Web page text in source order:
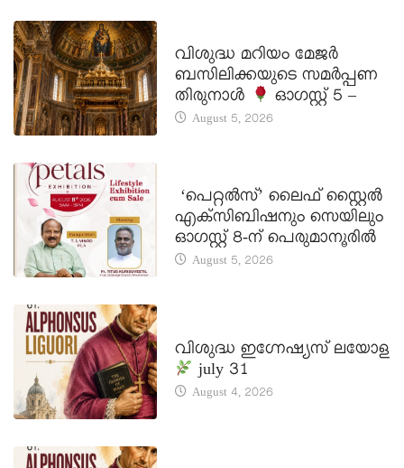
വിശുദ്ധ മറിയം മേജർ
ബസിലിക്കയുടെ സമർപ്പണ
തിരുനാൾ
ഓഗസ്റ്റ് 5 –
August 5, 2026
‘പെറ്റൽസ്’ ലൈഫ് സ്റ്റൈൽ
എക്സിബിഷനും സെയിലും
ഓഗസ്റ്റ് 8-ന് പെരുമാനൂരിൽ
August 5, 2026
വിശുദ്ധ ഇഗ്നേഷ്യസ് ലയോള
july 31
August 4, 2026